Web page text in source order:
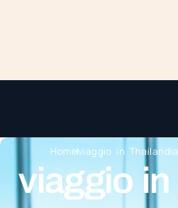
Homeviaggio in Thailandia
viaggio